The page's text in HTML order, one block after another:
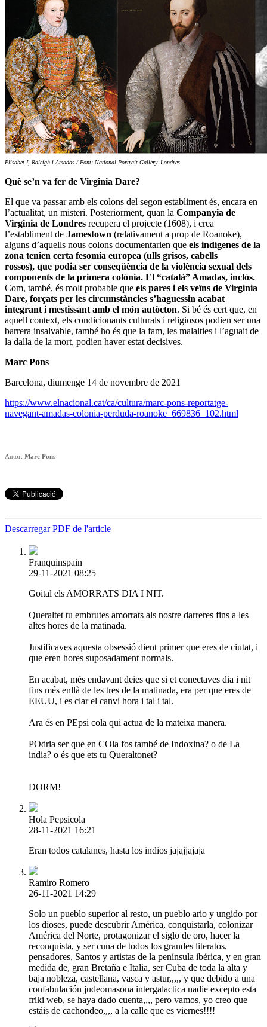
Elisabet I, Raleigh i Amadas / Font: National Portrait Gallery. Londres
Què se’n va fer de Virginia Dare?
El que va passar amb els colons del segon establiment és, encara en
l’actualitat, un misteri. Posteriorment, quan la Companyia de
Virginia de Londres recupera el projecte (1608), i crea
l’establiment de Jamestown (relativament a prop de Roanoke),
alguns d’aquells nous colons documentarien que els indígenes de la
zona tenien certa fesomia europea (ulls grisos, cabells
rossos), que podia ser conseqüència de la violència sexual dels
components de la primera colònia. El “català” Amadas, inclòs.
Com, també, és molt probable que els pares i els veïns de Virginia
Dare, forçats per les circumstàncies s’haguessin acabat
integrant i mestissant amb el món autòcton. Si bé és cert que, en
aquell context, els condicionants culturals i religiosos podien ser una
barrera insalvable, també ho és que la fam, les malalties i l’aguait de
la dalla de la mort, podien haver estat decisives.
Marc Pons
Barcelona, diumenge 14 de novembre de 2021
https://www.elnacional.cat/ca/cultura/marc-pons-reportatge-
navegant-amadas-colonia-perduda-roanoke_669836_102.html
Autor: Marc Pons
Descarregar PDF de l'article
Franquinspain
29-11-2021 08:25
Goital els AMORRATS DIA I NIT.
Queraltet tu embrutes amorrats als nostre darreres fins a les
altes hores de la matinada.
Justificaves aquesta obsessió dient primer que eres de ciutat, i
que eren hores suposadament normals.
En acabat, més endavant deies que si et conectaves dia i nit
fins més enllà de les tres de la matinada, era per que eres de
EEUU, i es clar el canvi hora i tal i tal.
Ara és en PEpsi cola qui actua de la mateixa manera.
POdria ser que en COla fos també de Indoxina? o de La
india? o és que ets tu Queraltonet?
DORM!
Hola Pepsicola
28-11-2021 16:21
Eran todos catalanes, hasta los indios jajajjajaja
Ramiro Romero
26-11-2021 14:29
Solo un pueblo superior al resto, un pueblo ario y ungido por
los dioses, puede descubrir América, conquistarla, colonizar
América del Norte, protagonizar el siglo de oro, hacer la
reconquista, y ser cuna de todos los grandes literatos,
pensadores, Santos y artistas de la península ibérica, y en gran
medida de, gran Bretaña e Italia, ser Cuba de toda la alta y
baja nobleza, castellana, vasca y astur,,,,, y que debido a una
confabulación judeomasona intergalactica nadie excepto esta
friki web, se haya dado cuenta,,,, pero vamos, yo creo que
estáis de cachondeo,,,, a la calle que es viernes!!!!